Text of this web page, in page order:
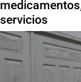
servicios